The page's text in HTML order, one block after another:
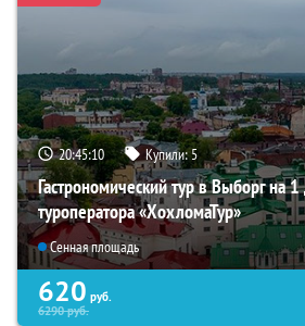
20:45:08 Купили:5
Гастрономический тур в Выборг на 1
туроператора «ХохломаТур»
Сенная площадь
620 руб.
6290руб.